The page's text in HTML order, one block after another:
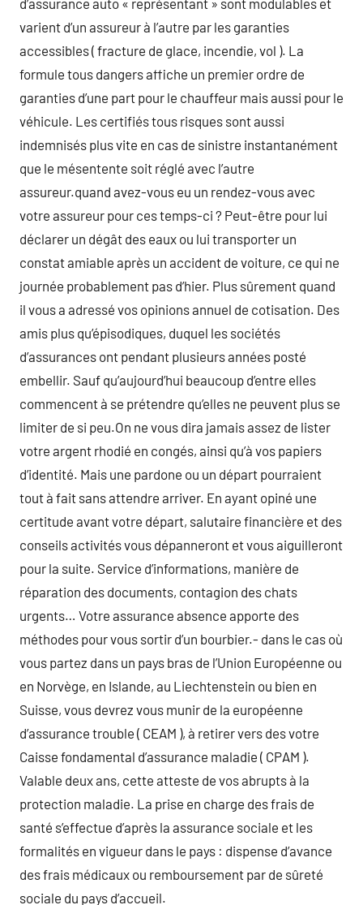
d’assurance auto « représentant » sont modulables et
varient d’un assureur à l’autre par les garanties
accessibles ( fracture de glace, incendie, vol ). La
formule tous dangers affiche un premier ordre de
garanties d’une part pour le chauffeur mais aussi pour le
véhicule. Les certifiés tous risques sont aussi
indemnisés plus vite en cas de sinistre instantanément
que le mésentente soit réglé avec l’autre
assureur.quand avez-vous eu un rendez-vous avec
votre assureur pour ces temps-ci ? Peut-être pour lui
déclarer un dégât des eaux ou lui transporter un
constat amiable après un accident de voiture, ce qui ne
journée probablement pas d’hier. Plus sûrement quand
il vous a adressé vos opinions annuel de cotisation. Des
amis plus qu’épisodiques, duquel les sociétés
d’assurances ont pendant plusieurs années posté
embellir. Sauf qu’aujourd’hui beaucoup d’entre elles
commencent à se prétendre qu’elles ne peuvent plus se
limiter de si peu.On ne vous dira jamais assez de lister
votre argent rhodié en congés, ainsi qu’à vos papiers
d’identité. Mais une pardone ou un départ pourraient
tout à fait sans attendre arriver. En ayant opiné une
certitude avant votre départ, salutaire financière et des
conseils activités vous dépanneront et vous aiguilleront
pour la suite. Service d’informations, manière de
réparation des documents, contagion des chats
urgents… Votre assurance absence apporte des
méthodes pour vous sortir d’un bourbier.- dans le cas où
vous partez dans un pays bras de l’Union Européenne ou
en Norvège, en Islande, au Liechtenstein ou bien en
Suisse, vous devrez vous munir de la européenne
d’assurance trouble ( CEAM ), à retirer vers des votre
Caisse fondamental d’assurance maladie ( CPAM ).
Valable deux ans, cette atteste de vos abrupts à la
protection maladie. La prise en charge des frais de
santé s’effectue d’après la assurance sociale et les
formalités en vigueur dans le pays : dispense d’avance
des frais médicaux ou remboursement par de sûreté
sociale du pays d’accueil.